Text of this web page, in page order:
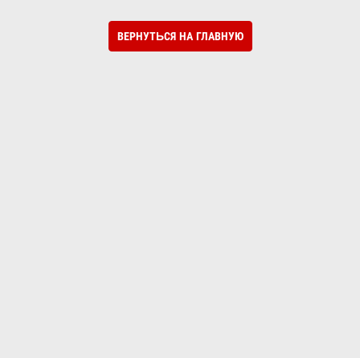
ВЕРНУТЬСЯ НА ГЛАВНУЮ